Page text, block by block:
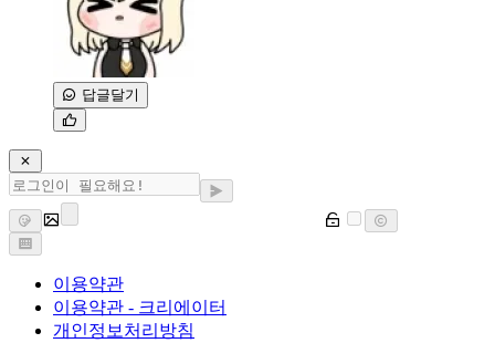
답글달기
이용약관
이용약관 - 크리에이터
개인정보처리방침